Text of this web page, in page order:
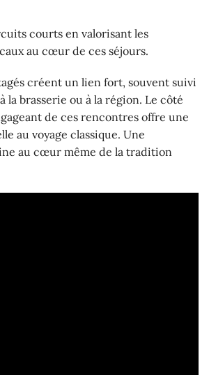
courts en valorisant les
au cœur de ces séjours.
créent un lien fort, souvent suivi
la brasserie ou à la région. Le côté
de ces rencontres offre une
au voyage classique. Une
au cœur même de la tradition